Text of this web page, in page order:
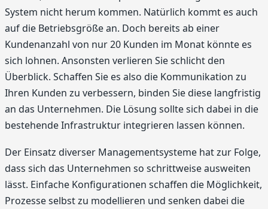
System nicht herum kommen. Natürlich kommt es auch
auf die Betriebsgröße an. Doch bereits ab einer
Kundenanzahl von nur 20 Kunden im Monat könnte es
sich lohnen. Ansonsten verlieren Sie schlicht den
Überblick. Schaffen Sie es also die Kommunikation zu
Ihren Kunden zu verbessern, binden Sie diese langfristig
an das Unternehmen. Die Lösung sollte sich dabei in die
bestehende Infrastruktur integrieren lassen können.
Der Einsatz diverser Managementsysteme hat zur Folge,
dass sich das Unternehmen so schrittweise ausweiten
lässt. Einfache Konfigurationen schaffen die Möglichkeit,
Prozesse selbst zu modellieren und senken dabei die